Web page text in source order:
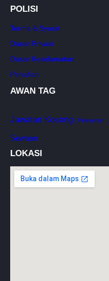
POLISI
Terma & Syarat
Dasar Privasi
Dasar Keselamatan
Penafian
AWAN TAG
Jawatan Kosong Pelesenan
Sewaan
LOKASI